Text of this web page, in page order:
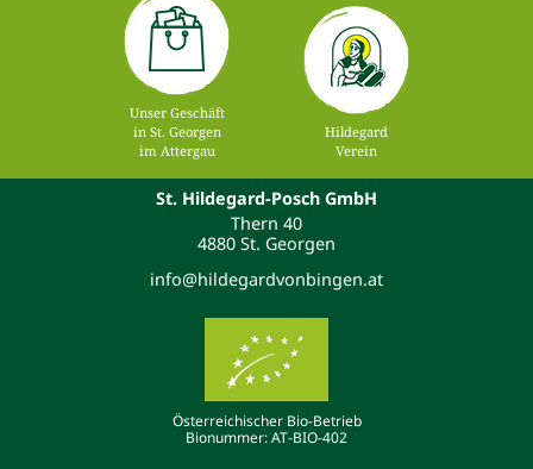
Unser Geschäft
in St. Georgen
im Attergau
Hildegard
Verein
St. Hildegard-Posch GmbH
Thern 40
4880 St. Georgen
info@hildegardvonbingen.at
Österreichischer Bio-Betrieb
Bionummer: AT-BIO-402